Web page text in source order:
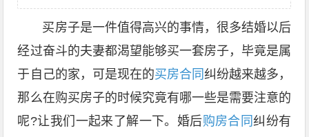
买房子是一件值得高兴的事情，很多结婚以后
经过奋斗的夫妻都渴望能够买一套房子，毕竟是属
于自己的家，可是现在的买房合同 纠纷越来越多，
那么在购买房子的时候究竟有哪一些是需要注意的
呢?让我们一起来了解一下。婚后购房合同纠纷有